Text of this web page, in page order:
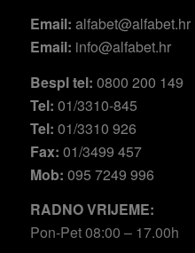
Email: alfabet@alfabet.hr
Email: info@alfabet.hr
Bespl tel: 0800 200 149
Tel: 01/3310-845
Tel: 01/3310 926
Fax: 01/3499 457
Mob: 095 7249 996
RADNO VRIJEME:
Pon-Pet 08:00 – 17.00h